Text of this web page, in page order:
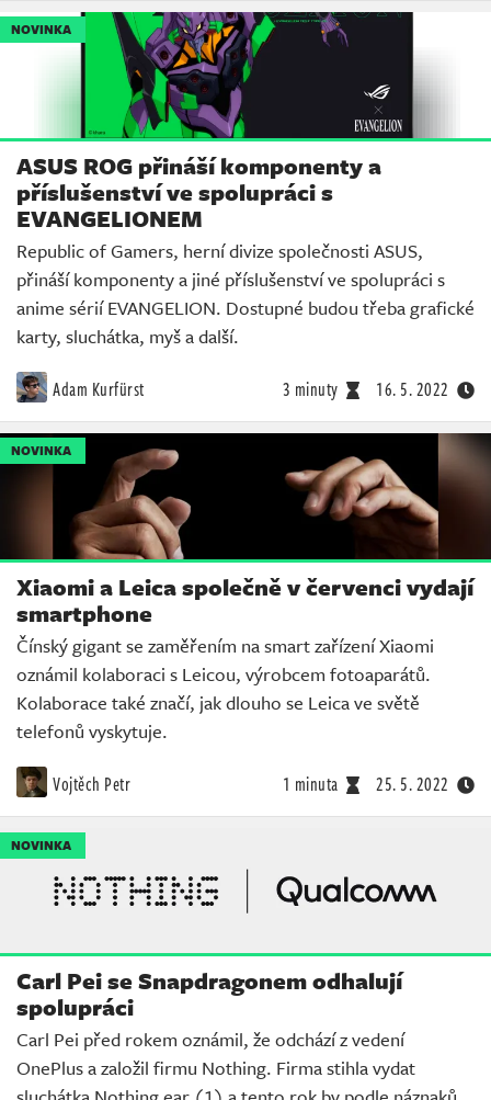
NOVINKA
ASUS ROG přináší komponenty a
příslušenství ve spolupráci s
EVANGELIONEM
Republic of Gamers, herní divize společnosti ASUS,
přináší komponenty a jiné příslušenství ve spolupráci s
anime sérií EVANGELION. Dostupné budou třeba grafické
karty, sluchátka, myš a další.
Adam Kurfürst 3 minuty 16. 5. 2022
NOVINKA
Xiaomi a Leica společně v červenci vydají
smartphone
Čínský gigant se zaměřením na smart zařízení Xiaomi
oznámil kolaboraci s Leicou, výrobcem fotoaparátů.
Kolaborace také značí, jak dlouho se Leica ve světě
telefonů vyskytuje.
Vojtěch Petr 1 minuta 25. 5. 2022
NOVINKA
Carl Pei se Snapdragonem odhalují
spolupráci
Carl Pei před rokem oznámil, že odchází z vedení
OnePlus a založil firmu Nothing. Firma stihla vydat